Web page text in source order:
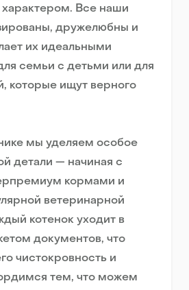
Все наши
дружелюбны и
их идеальными
семьи с детьми или для
которые ищут верного
мы уделяем особое
детали — начиная с
кормами и
ветеринарной
котенок уходит в
документов, что
чистокровность и
тем, что можем